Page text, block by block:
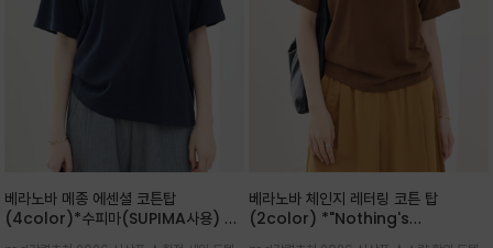
베라노바 메종 에센셜 코튼탑
(4color)*수피마(SUPIMA사용) 레
베라노바 체인지 레터링 코튼 탑
(2color) *"Nothing's